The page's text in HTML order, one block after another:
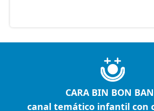
CARA BIN BON
canal temático infantil con